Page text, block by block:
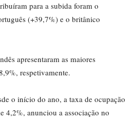
para a subida foram o
(+39,7%) e o britânico
apresentaram as maiores
respetivamente.
o início do ano, a taxa de ocupação
4,2%, anunciou a associação no